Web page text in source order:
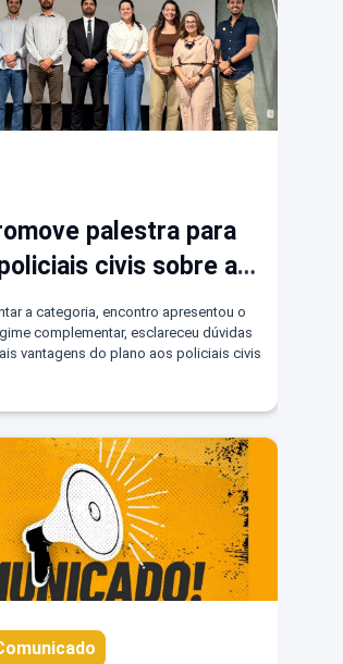
palestra para
civis sobre a
da DF-
a categoria, encontro apresentou o
complementar, esclareceu dúvidas
vantagens do plano aos policiais civis